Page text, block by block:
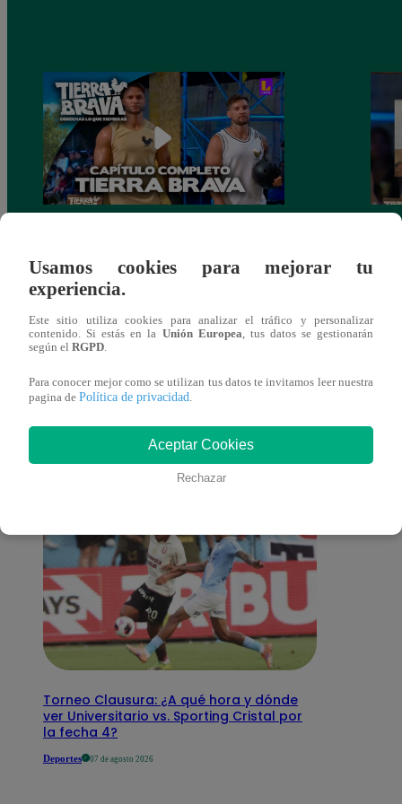
136 | Domingo 21 de marzo
de
También te puede
interesar
Torneo Clausura: ¿A qué hora y dónde
ver Universitario vs. Sporting Cristal por
la fecha 4?
Deportes 07 de agosto 2026
Usamos cookies para mejorar tu
experiencia.
Este sitio utiliza cookies para analizar el tráfico y personalizar
contenido. Si estás en la Unión Europea, tus datos se gestionarán
según el RGPD.
Para conocer mejor como se utilizan tus datos te invitamos leer nuestra
pagina de Política de privacidad.
Aceptar Cookies
Rechazar